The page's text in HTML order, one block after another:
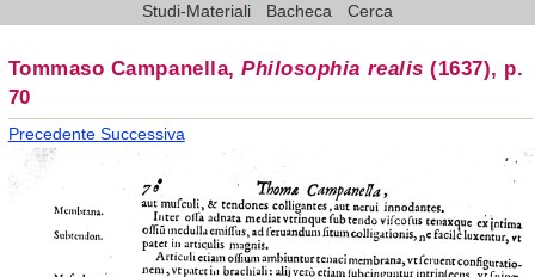
Studi-Materiali
Bacheca Cerca
Tommaso Campanella,Philosophia realis (1637), p.
70
Precedente Successiva